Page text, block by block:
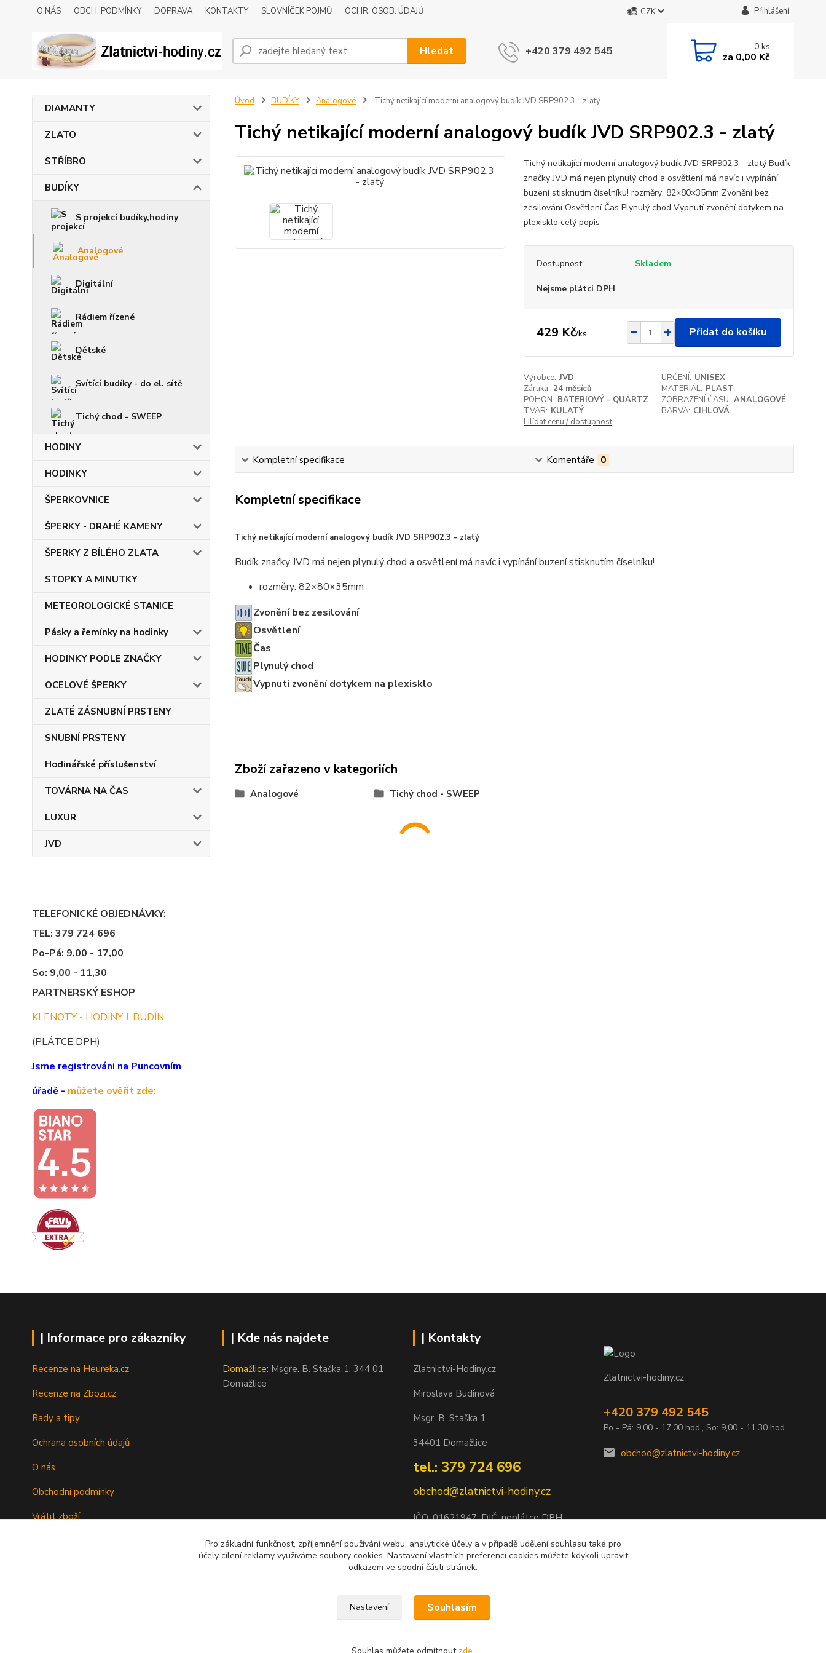
O NÁS OBCH. PODMÍNKY DOPRAVA KONTAKTY SLOVNÍČEK POJMŮ OCHR. OSOB. ÚDAJŮ CZK Přihlášení
Hledat +420 379 492 545 0ks
za 0,00 Kč
DIAMANTY
ZLATO
STŘÍBRO
BUDÍKY
S projekcí budíky,hodiny
Analogové
Digitální
Rádiem řízené
Dětské
Svítící budíky - do el. sítě
Tichý chod - SWEEP
HODINY
HODINKY
ŠPERKOVNICE
ŠPERKY - DRAHÉ KAMENY
ŠPERKY Z BÍLÉHO ZLATA
STOPKY A MINUTKY
METEOROLOGICKÉ STANICE
Pásky a řemínky na hodinky
HODINKY PODLE ZNAČKY
OCELOVÉ ŠPERKY
ZLATÉ ZÁSNUBNÍ PRSTENY
SNUBNÍ PRSTENY
Hodinářské příslušenství
TOVÁRNA NA ČAS
LUXUR
JVD
TELEFONICKÉ OBJEDNÁVKY:
TEL: 379 724 696
Po-Pá: 9,00 - 17,00
So: 9,00 - 11,30
PARTNERSKÝ ESHOP
KLENOTY - HODINY J. BUDÍN
(PLÁTCE DPH)
Jsme registrováni na Puncovním
úřadě - můžete ověřit zde:
Úvod BUDÍKY Analogové Tichý netikající moderní analogový budík JVD SRP902.3 - zlatý
Tichý netikající moderní analogový budík JVD SRP902.3 - zlatý
Tichý netikající moderní analogový budík JVD SRP902.3 - zlatý Budík
značky JVD má nejen plynulý chod a osvětlení má navíc i vypínání
buzení stisknutím číselníku! rozměry: 82×80×35mm Zvonění bez
zesilování Osvětlení Čas Plynulý chod Vypnutí zvonění dotykem na
plexisklo celý popis
Dostupnost Skladem
Nejsme plátci DPH
429 Kč/ks Přidat do košíku
Výrobce: JVD URČENÍ: UNISEX
Záruka: 24 měsíců MATERIÁL: PLAST
POHON: BATERIOVÝ - QUARTZ ZOBRAZENÍ ČASU: ANALOGOVÉ
TVAR: KULATÝ BARVA: CIHLOVÁ
Hlídat cenu / dostupnost
Kompletní specifikace Komentáře 0
Kompletní specifikace
Tichý netikající moderní analogový budík JVD SRP902.3 - zlatý
Budík značky JVD má nejen plynulý chod a osvětlení má navíc i vypínání buzení stisknutím číselníku!
rozměry: 82×80×35mm
Zvonění bez zesilování
Osvětlení
Čas
Plynulý chod
Vypnutí zvonění dotykem na plexisklo
Zboží zařazeno v kategoriích
Analogové Tichý chod - SWEEP
| Informace pro zákazníky
Recenze na Heureka.cz
Recenze na Zbozi.cz
Rady a tipy
Ochrana osobních údajů
O nás
Obchodní podmínky
Vrátit zboží
| Kde nás najdete
Domažlice: Msgre. B. Staška 1, 344 01
Domažlice
| Kontakty
Zlatnictvi-Hodiny.cz
Miroslava Budínová
Msgr. B. Staška 1
34401 Domažlice
tel.: 379 724 696
obchod@zlatnictvi-hodiny.cz
IČO: 01621947, DIČ: neplátce DPH
Bankovní spojení: 2500452838/2010
Zlatnictvi-hodiny.cz
+420 379 492 545
Po - Pá: 9,00 - 17,00 hod., So: 9,00 - 11,30 hod.
obchod@zlatnictvi-hodiny.cz
Pro základní funkčnost, zpříjemnění používání webu, analytické účely a v případě udělení souhlasu také pro
účely cílení reklamy využíváme soubory cookies. Nastavení vlastních preferencí cookies můžete kdykoli upravit
odkazem ve spodní části stránek.
Nastavení Souhlasím